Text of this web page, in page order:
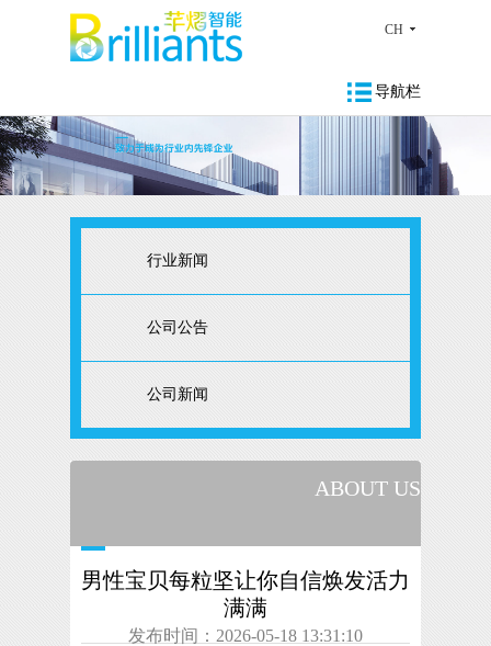
导航栏
CH
行业新闻
公司公告
公司新闻
ABOUT US
男性宝贝每粒坚让你自信焕发活力
满满
发布时间：2026-05-18 13:31:10